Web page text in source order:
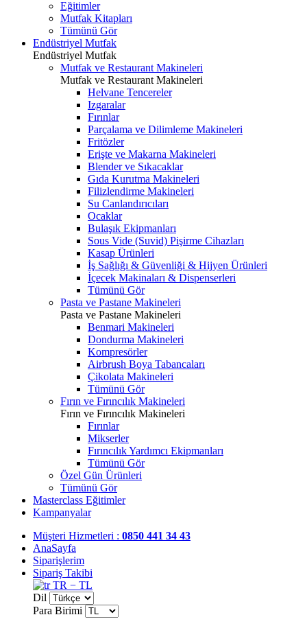
Eğitimler
Mutfak Kitapları
Tümünü Gör
Endüstriyel Mutfak
Endüstriyel Mutfak
Mutfak ve Restaurant Makineleri
Mutfak ve Restaurant Makineleri
Helvane Tencereler
Izgaralar
Fırınlar
Parçalama ve Dilimleme Makineleri
Fritözler
Erişte ve Makarna Makineleri
Blender ve Sıkacaklar
Gıda Kurutma Makineleri
Filizlendirme Makineleri
Su Canlandırıcıları
Ocaklar
Bulaşık Ekipmanları
Sous Vide (Suvid) Pişirme Cihazları
Kasap Ürünleri
İş Sağlığı & Güvenliği & Hijyen Ürünleri
İçecek Makinaları & Dispenserleri
Tümünü Gör
Pasta ve Pastane Makineleri
Pasta ve Pastane Makineleri
Benmari Makineleri
Dondurma Makineleri
Kompresörler
Airbrush Boya Tabancaları
Çikolata Makineleri
Tümünü Gör
Fırın ve Fırıncılık Makineleri
Fırın ve Fırıncılık Makineleri
Fırınlar
Mikserler
Fırıncılık Yardımcı Ekipmanları
Tümünü Gör
Özel Gün Ürünleri
Tümünü Gör
Masterclass Eğitimler
Kampanyalar
Müşteri Hizmetleri : 0850 441 34 43
AnaSayfa
Siparişlerim
Sipariş Takibi
TR − TL
Dil
Para Birimi